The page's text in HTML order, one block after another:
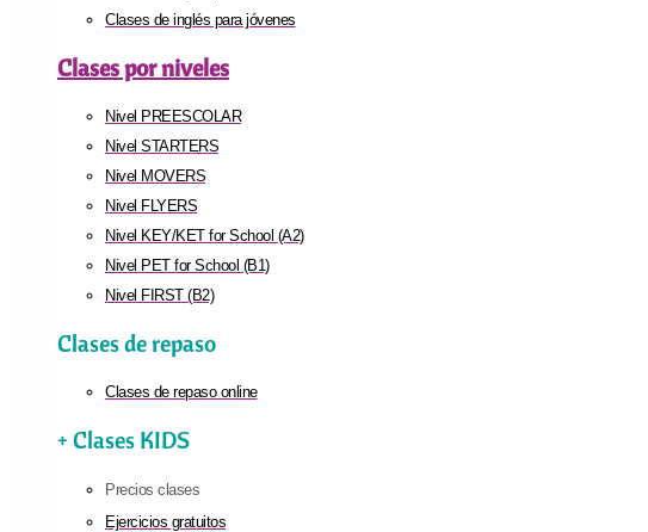
Clases de inglés para jóvenes
Clases por niveles
Nivel PREESCOLAR
Nivel STARTERS
Nivel MOVERS
Nivel FLYERS
Nivel KEY/KET for School (A2)
Nivel PET for School (B1)
Nivel FIRST (B2)
Clases de repaso
Clases de repaso online
+ Clases KIDS
Precios clases
Ejercicios gratuitos